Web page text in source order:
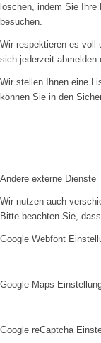
löschen, indem Sie Ihre
besuchen.
Wir respektieren es voll
sich jederzeit abmelden
Wir stellen Ihnen eine
können Sie in den
Andere externe Dienste
Wir nutzen auch
Bitte beachten Sie,
Google Webfont
Google Maps
Google reCaptcha